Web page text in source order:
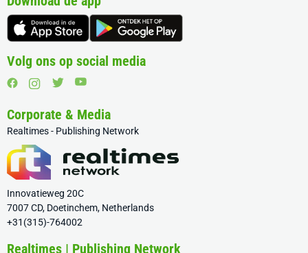
Volg ons op social media
Corporate & Media
Realtimes - Publishing Network
Innovatieweg 20C
7007 CD, Doetinchem, Netherlands
+31(315)-764002
Realtimes | Publishing Network